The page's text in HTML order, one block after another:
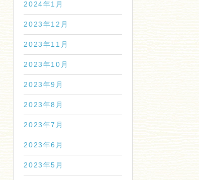
2024年1月
2023年12月
2023年11月
2023年10月
2023年9月
2023年8月
2023年7月
2023年6月
2023年5月